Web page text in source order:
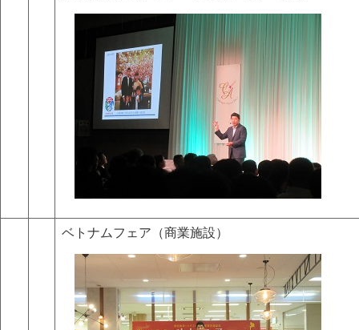
ベトナムフェア（商業施設）